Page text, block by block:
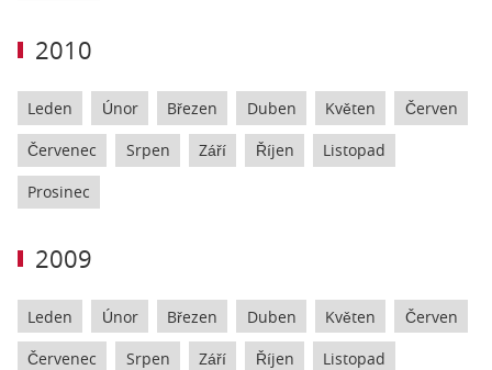
2010
Leden Únor Březen Duben Květen Červen
Červenec Srpen Září Říjen Listopad
Prosinec
2009
Leden Únor Březen Duben Květen Červen
Červenec Srpen Září Říjen Listopad